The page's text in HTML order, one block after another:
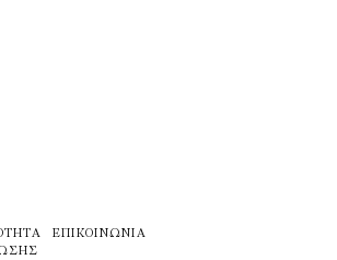
ΕΠΙΚΟΙΝΩΝΊΑ